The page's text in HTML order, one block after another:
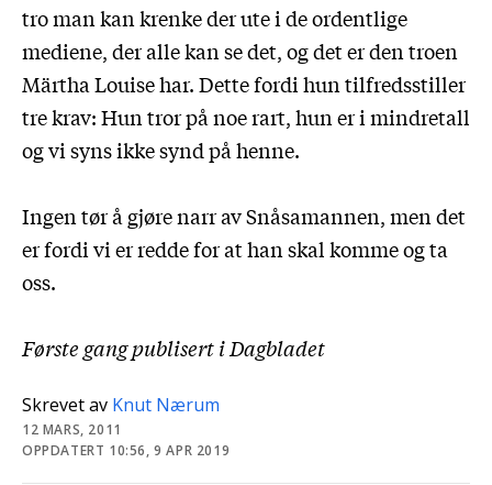
Skrevet av Knut Nærum
12 MARS, 2011
OPPDATERT 10:56, 9 APR 2019
tro man kan krenke der ute i de ordentlige
mediene, der alle kan se det, og det er den troen
Märtha Louise har. Dette fordi hun tilfredsstiller
tre krav: Hun tror på noe rart, hun er i mindretall
og vi syns ikke synd på henne.
Ingen tør å gjøre narr av Snåsamannen, men det
er fordi vi er redde for at han skal komme og ta
oss.
Første gang publisert i Dagbladet